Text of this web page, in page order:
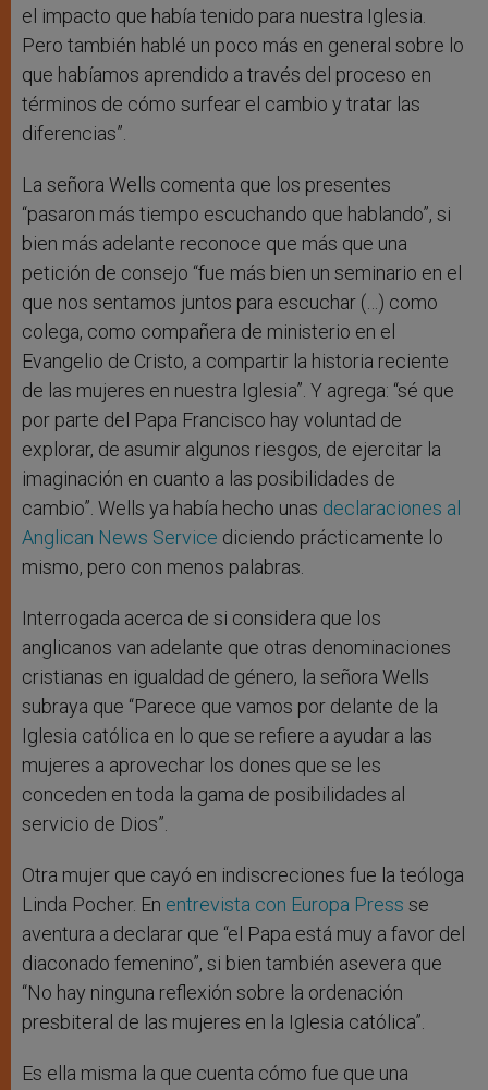
el impacto que había tenido para nuestra Iglesia.
Pero también hablé un poco más en general sobre lo
que habíamos aprendido a través del proceso en
términos de cómo surfear el cambio y tratar las
diferencias”.
La señora Wells comenta que los presentes
“pasaron más tiempo escuchando que hablando”, si
bien más adelante reconoce que más que una
petición de consejo “fue más bien un seminario en el
que nos sentamos juntos para escuchar (…) como
colega, como compañera de ministerio en el
Evangelio de Cristo, a compartir la historia reciente
de las mujeres en nuestra Iglesia”. Y agrega: “sé que
por parte del Papa Francisco hay voluntad de
explorar, de asumir algunos riesgos, de ejercitar la
imaginación en cuanto a las posibilidades de
cambio”. Wells ya había hecho unas declaraciones al
Anglican News Service diciendo prácticamente lo
mismo, pero con menos palabras.
Interrogada acerca de si considera que los
anglicanos van adelante que otras denominaciones
cristianas en igualdad de género, la señora Wells
subraya que “Parece que vamos por delante de la
Iglesia católica en lo que se refiere a ayudar a las
mujeres a aprovechar los dones que se les
conceden en toda la gama de posibilidades al
servicio de Dios”.
Otra mujer que cayó en indiscreciones fue la teóloga
Linda Pocher. En entrevista con Europa Press se
aventura a declarar que “el Papa está muy a favor del
diaconado femenino”, si bien también asevera que
“No hay ninguna reflexión sobre la ordenación
presbiteral de las mujeres en la Iglesia católica”.
Es ella misma la que cuenta cómo fue que una